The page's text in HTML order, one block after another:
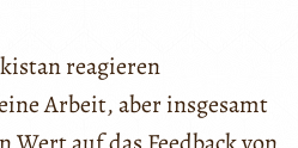
reagieren
Arbeit, aber insgesamt